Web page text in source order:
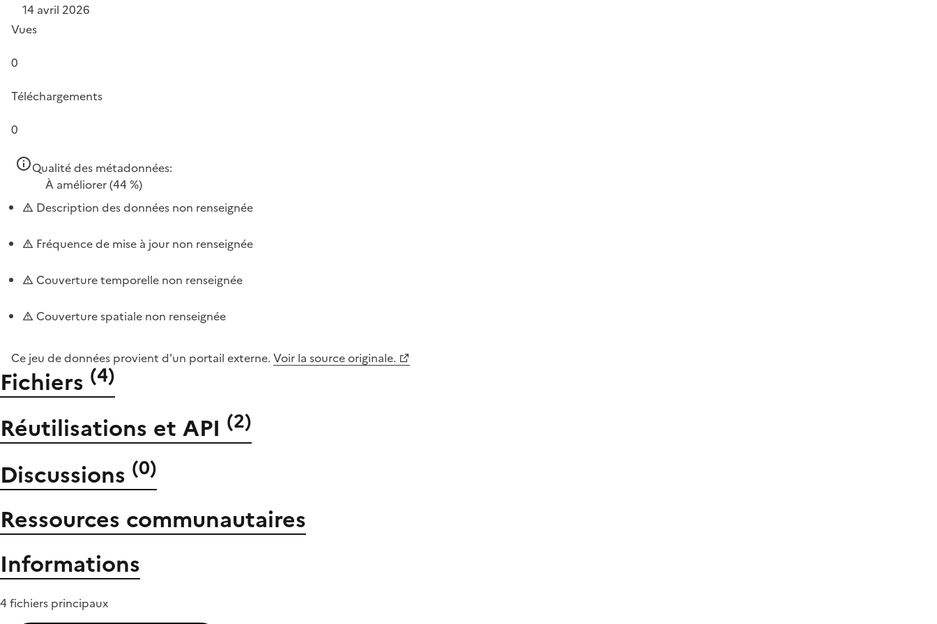
14 avril 2026
Vues
0
Téléchargements
0
Qualité des métadonnées:
À améliorer(44 %)
Description des données non renseignée
Fréquence de mise à jour non renseignée
Couverture temporelle non renseignée
Couverture spatiale non renseignée
Ce jeu de données provient d'un portail externe. Voir la source originale.
Fichiers (4)
Réutilisations et API (2)
Discussions (0)
Ressources communautaires
Informations
4 fichiers principaux